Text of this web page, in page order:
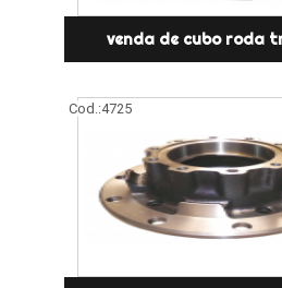
venda de cubo roda
Cod.:4725